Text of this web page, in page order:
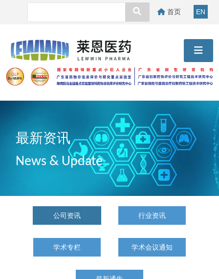
首页 EN
最新资讯
News & Update
公司资讯 行业资讯
学术专栏 学术会议通知